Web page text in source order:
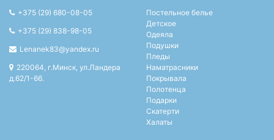
+375 (29) 680-08-05
+375 (29) 838-98-05
Lenanek83@yandex.ru
220064, г.Минск, ул.Ландера
д.62/1-66.
Постельное белье
Детское
Одеяла
Подушки
Пледы
Наматрасники
Покрывала
Полотенца
Подарки
Скатерти
Халаты